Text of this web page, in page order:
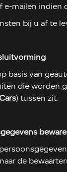
e-mailen
bij u af te
basis van
die worden
) tussen zit.
de